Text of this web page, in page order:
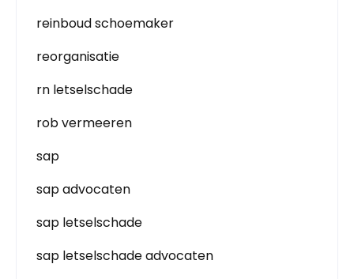
reinboud schoemaker
reorganisatie
rn letselschade
rob vermeeren
sap
sap advocaten
sap letselschade
sap letselschade advocaten